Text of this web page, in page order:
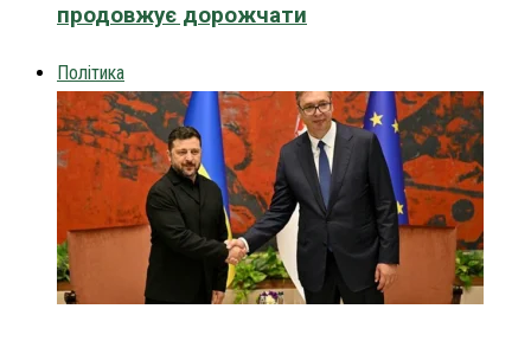
продовжує дорожчати
Політика